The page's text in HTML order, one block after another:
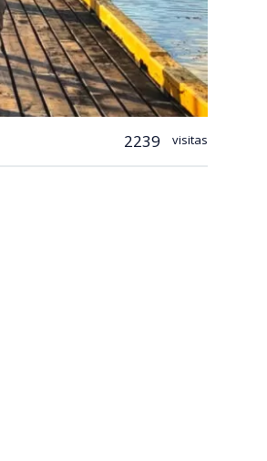
2239 visitas